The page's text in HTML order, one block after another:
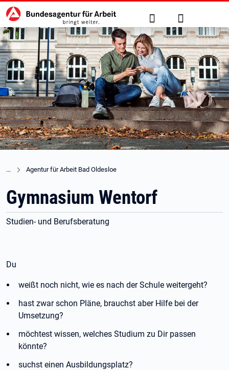
zu den Hauptinhalten springen
Hauptnavigation Suche Anmelden
Agentur für Arbeit Bad Oldesloe
Gymnasium Wentorf
Studien- und Berufsberatung
Du
weißt noch nicht, wie es nach der Schule weitergeht?
hast zwar schon Pläne, brauchst aber Hilfe bei der
Umsetzung?
möchtest wissen, welches Studium zu Dir passen
könnte?
suchst einen Ausbildungsplatz?